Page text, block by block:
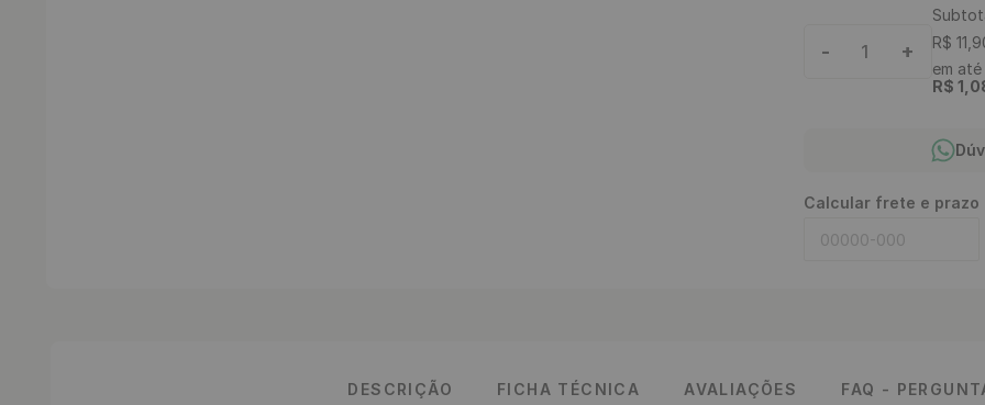
- 1 +
R$ 11
em
R$ 1
Calcular frete e prazo
DESCRIÇÃO FICHA TÉCNICA AVALIAÇÕES FAQ -